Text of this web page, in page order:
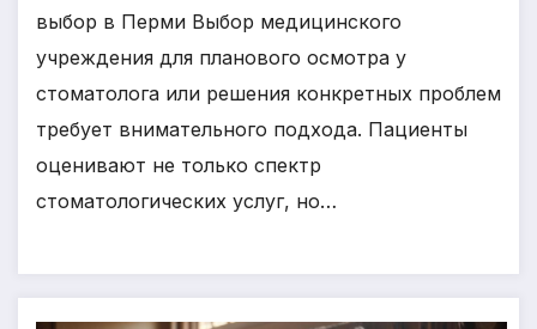
выбор в Перми Выбор медицинского
учреждения для планового осмотра у
стоматолога или решения конкретных проблем
требует внимательного подхода. Пациенты
оценивают не только спектр
стоматологических услуг, но…